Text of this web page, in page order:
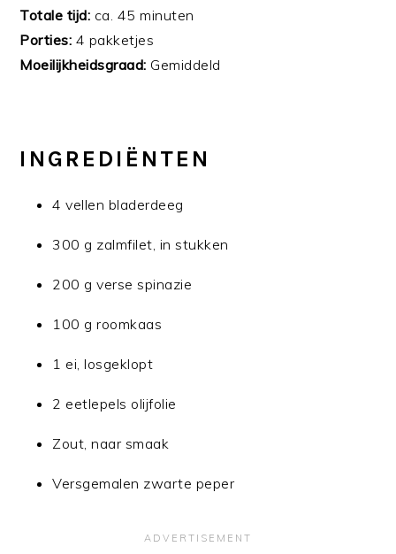
Totale tijd: ca. 45 minuten
Porties: 4 pakketjes
Moeilijkheidsgraad: Gemiddeld
INGREDIËNTEN
4 vellen bladerdeeg
300 g zalmfilet, in stukken
200 g verse spinazie
100 g roomkaas
1 ei, losgeklopt
2 eetlepels olijfolie
Zout, naar smaak
Versgemalen zwarte peper